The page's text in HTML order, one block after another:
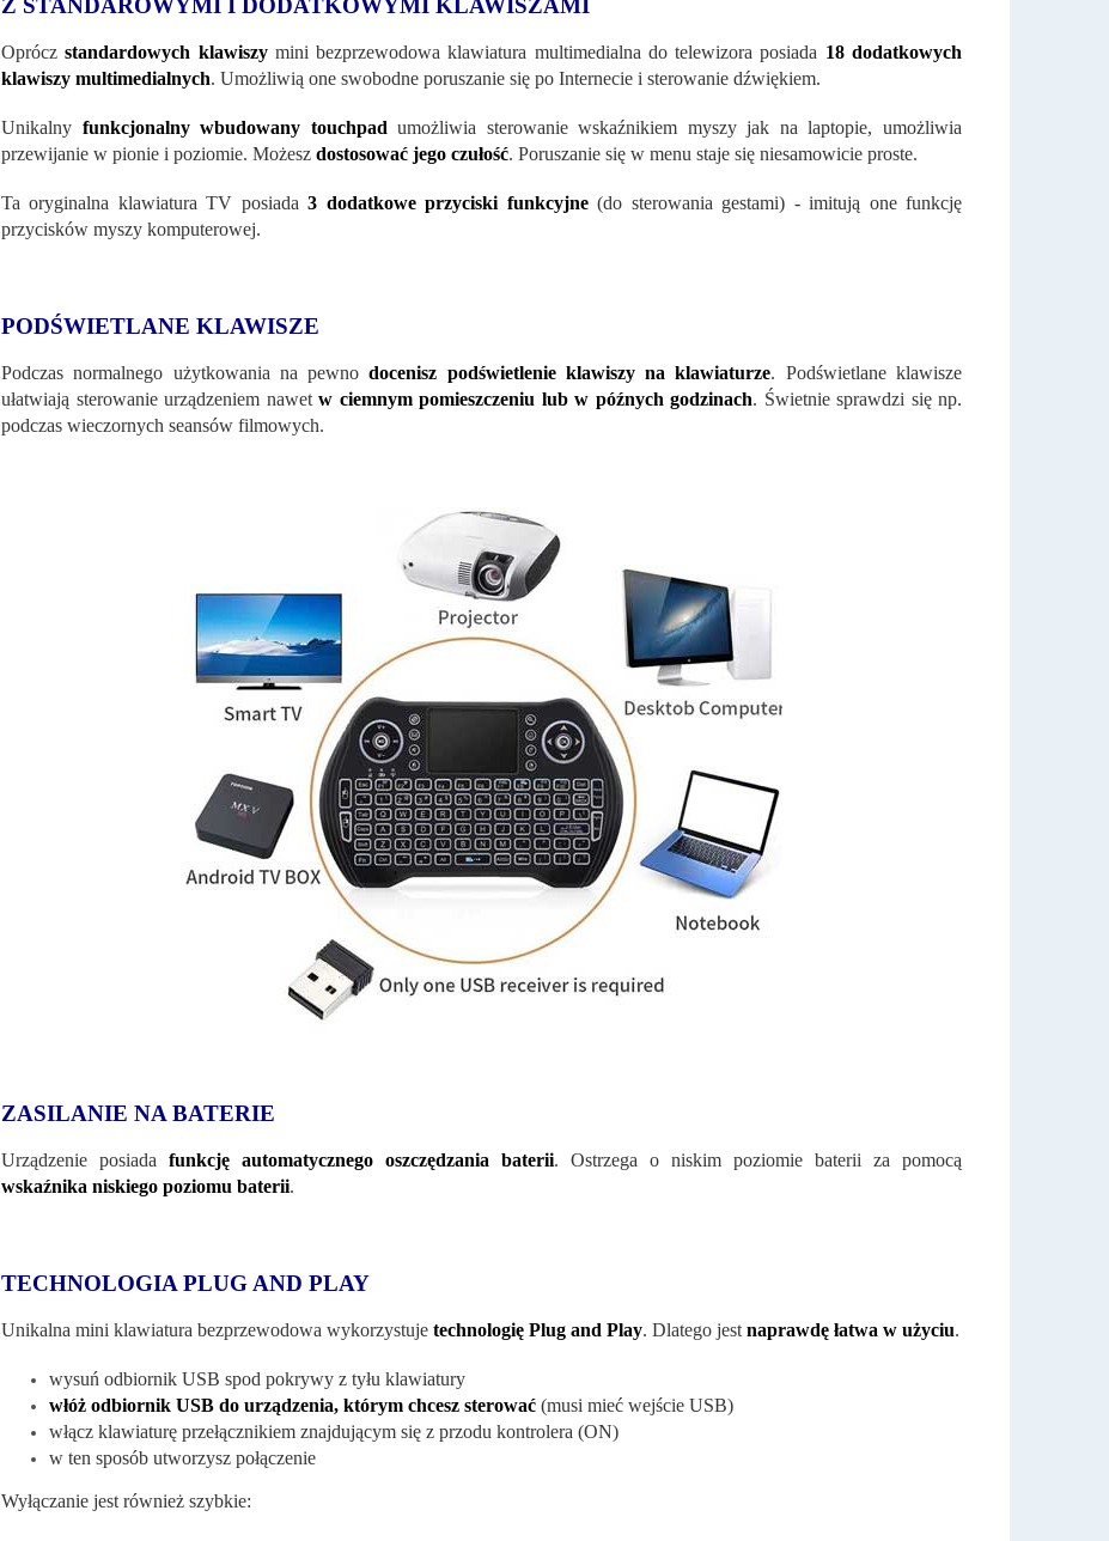
Z STANDAROWYMI I DODATKOWYMI KLAWISZAMI
Opróczstandardowych klawiszymini bezprzewodowa klawiatura multimedialna do telewizora posiada 18 dodatkowych
klawiszy multimedialnych. Umożliwią one swobodne poruszanie się po Internecie i sterowanie dźwiękiem.
Unikalny funkcjonalny wbudowany touchpad umożliwia sterowanie wskaźnikiem myszy jak na laptopie, umożliwia
przewijanie w pionie i poziomie. Możesz dostosować jego czułość. Poruszanie się w menu staje się niesamowicie proste.
Ta oryginalna klawiatura TV posiada3 dodatkowe przyciski funkcyjne(do sterowania gestami) - imitują one funkcję
przycisków myszy komputerowej.
PODŚWIETLANE KLAWISZE
Podczas normalnego użytkowania na pewno docenisz podświetlenie klawiszy na klawiaturze. Podświetlane klawisze
ułatwiają sterowanie urządzeniem nawet w ciemnym pomieszczeniu lub w późnych godzinach. Świetnie sprawdzi się np.
podczas wieczornych seansów filmowych.
ZASILANIE NA BATERIE
Urządzenie posiada funkcję automatycznego oszczędzania baterii. Ostrzega o niskim poziomie baterii za pomocą
wskaźnika niskiego poziomu baterii.
TECHNOLOGIA PLUG AND PLAY
Unikalna mini klawiatura bezprzewodowa wykorzystuje technologię Plug and Play. Dlatego jest naprawdę łatwa w użyciu.
wysuń odbiornik USB spod pokrywy z tyłu klawiatury
włóż odbiornik USB do urządzenia, którym chcesz sterować (musi mieć wejście USB)
włącz klawiaturę przełącznikiem znajdującym się z przodu kontrolera (ON)
w ten sposób utworzysz połączenie
Wyłączanie jest również szybkie: